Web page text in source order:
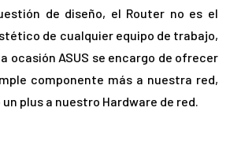
de diseño, el Router no es el
de cualquier equipo de trabajo,
ocasión ASUS se encargo de ofrecer
componente más a nuestra red,
plus a nuestro Hardware de red.